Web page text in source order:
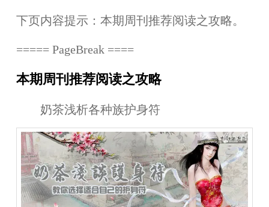
下页内容提示：本期周刊推荐阅读之攻略。
===== PageBreak ====
本期周刊推荐阅读之攻略
奶茶浅析各种族护身符